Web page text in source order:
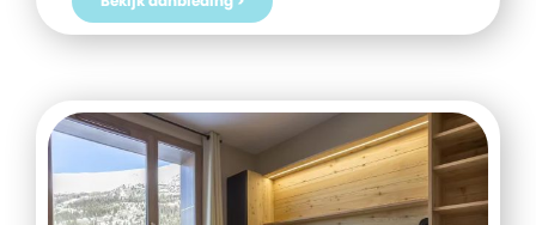
een zwembad speciaal voor kinderen. Voor de avontuurlijke
gasten zijn er tal van watersportmogelijkheden en
Marriott Cancun Resort & Spa de perfecte keuze voor een
onvergetelijke vakantie. Boek nu je verblijf bij D-reizen en
ervaar het zelf!